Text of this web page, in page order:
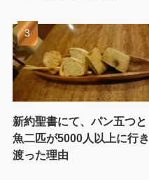
新約聖書にて、パン五つと
魚二匹が5000人以上に行き
渡った理由